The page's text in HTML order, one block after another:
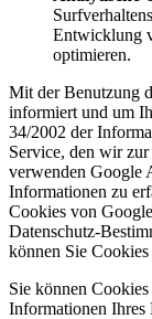
Entwicklung
optimieren.
Mit der Benutzung
informiert und um
34/2002 der
Service, den wir
verwenden Google
Informationen zu
Cookies von
Datenschutz-
können Sie
Sie können
Informationen Ihres